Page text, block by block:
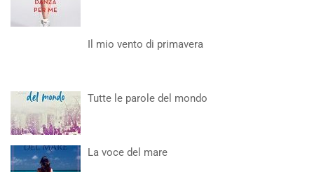
Il mio vento di primavera
Tutte le parole del mondo
La voce del mare